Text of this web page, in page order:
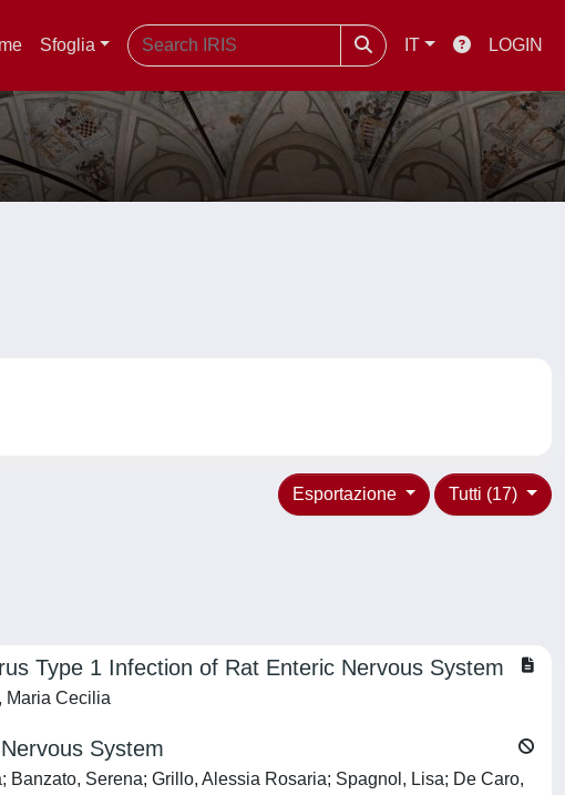
Sfoglia IT LOGIN
Tutti (17)
Esportazione
Type 1 Infection of Rat Enteric Nervous System
Maria Cecilia
System
Serena; Grillo, Alessia Rosaria; Spagnol, Lisa; De Caro,